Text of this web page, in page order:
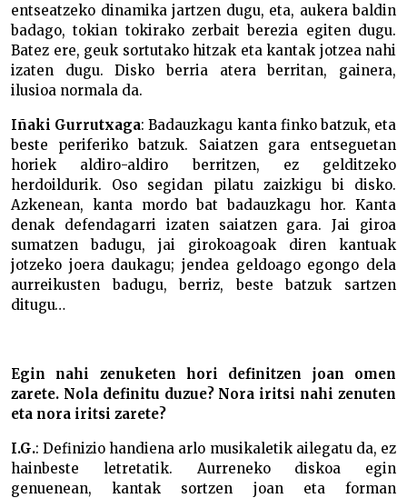
entseatzeko dinamika jartzen dugu, eta, aukera baldin
badago, tokian tokirako zerbait berezia egiten dugu.
Batez ere, geuk sortutako hitzak eta kantak jotzea nahi
izaten dugu. Disko berria atera berritan, gainera,
ilusioa normala da.
Iñaki Gurrutxaga: Badauzkagu kanta finko batzuk, eta
beste periferiko batzuk. Saiatzen gara entseguetan
horiek aldiro-aldiro berritzen, ez gelditzeko
herdoildurik. Oso segidan pilatu zaizkigu bi disko.
Azkenean, kanta mordo bat badauzkagu hor. Kanta
denak defendagarri izaten saiatzen gara. Jai giroa
sumatzen badugu, jai girokoagoak diren kantuak
jotzeko joera daukagu; jendea geldoago egongo dela
aurreikusten badugu, berriz, beste batzuk sartzen
ditugu…
Egin nahi zenuketen hori definitzen joan omen
zarete. Nola definitu duzue? Nora iritsi nahi zenuten
eta nora iritsi zarete?
I.G.: Definizio handiena arlo musikaletik ailegatu da, ez
hainbeste letretatik. Aurreneko diskoa egin
genuenean, kantak sortzen joan eta forman